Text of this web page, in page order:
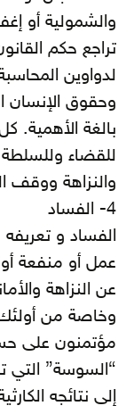
والشمولية أو
تراجع حكم
لدواوين
وحقوق الإنسان
بالغة الأهمية.
للقضاء
والنزاهة ووقف
4- الفساد
الفساد و
عمل أو منفعة أو
عن النزاهة
وخاصة من
مؤتمنون على
“السوسة” التي
إلى نتائجه